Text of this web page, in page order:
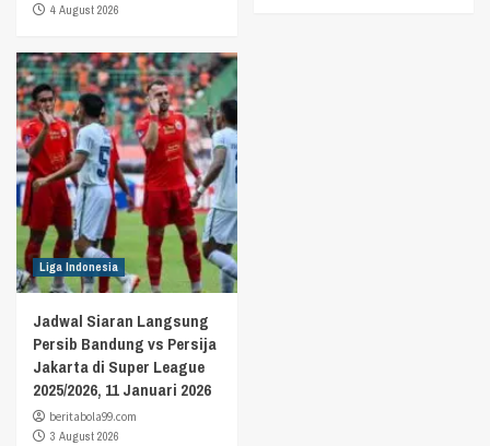
4 August 2026
Liga Indonesia
Jadwal Siaran Langsung
Persib Bandung vs Persija
Jakarta di Super League
2025/2026, 11 Januari 2026
beritabola99.com
3 August 2026